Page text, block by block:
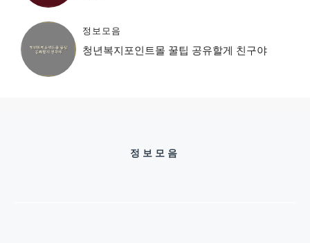
정보모음
청년복지포인트몰 꿀팁 공유할게 친구야
정보모음